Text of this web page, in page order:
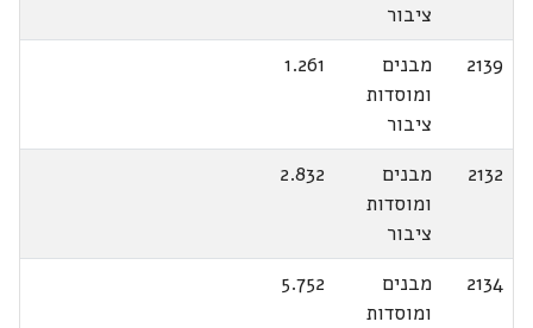
ציבור
2139
מבנים
ומוסדות
ציבור
1.261
2132
מבנים
ומוסדות
ציבור
2.832
2134
מבנים
ומוסדות
5.752